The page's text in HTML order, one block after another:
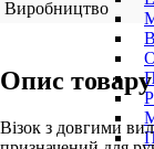
Виробництво
Опис товару
Візок з довгими